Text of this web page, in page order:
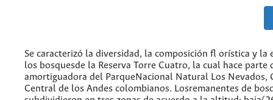
Se caracterizó la diversidad, la composición fl orística y la
los bosquesde la Reserva Torre Cuatro, la cual hace parte
amortiguadora del ParqueNacional Natural Los Nevados,
Central de los Andes colombianos. Losremanentes de